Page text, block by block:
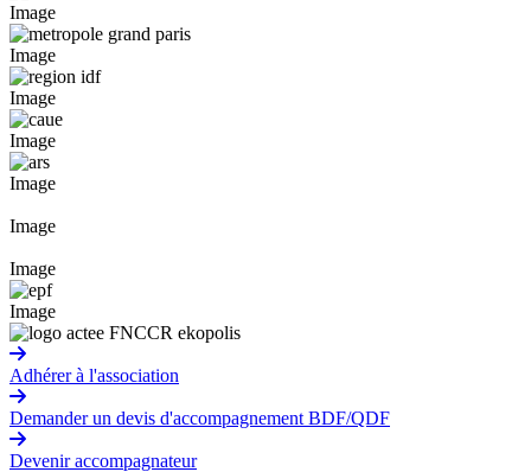
Image
Image
Image
Image
Image
Image
Image
Image
Adhérer à l'association
Demander un devis d'accompagnement BDF/QDF
Devenir accompagnateur